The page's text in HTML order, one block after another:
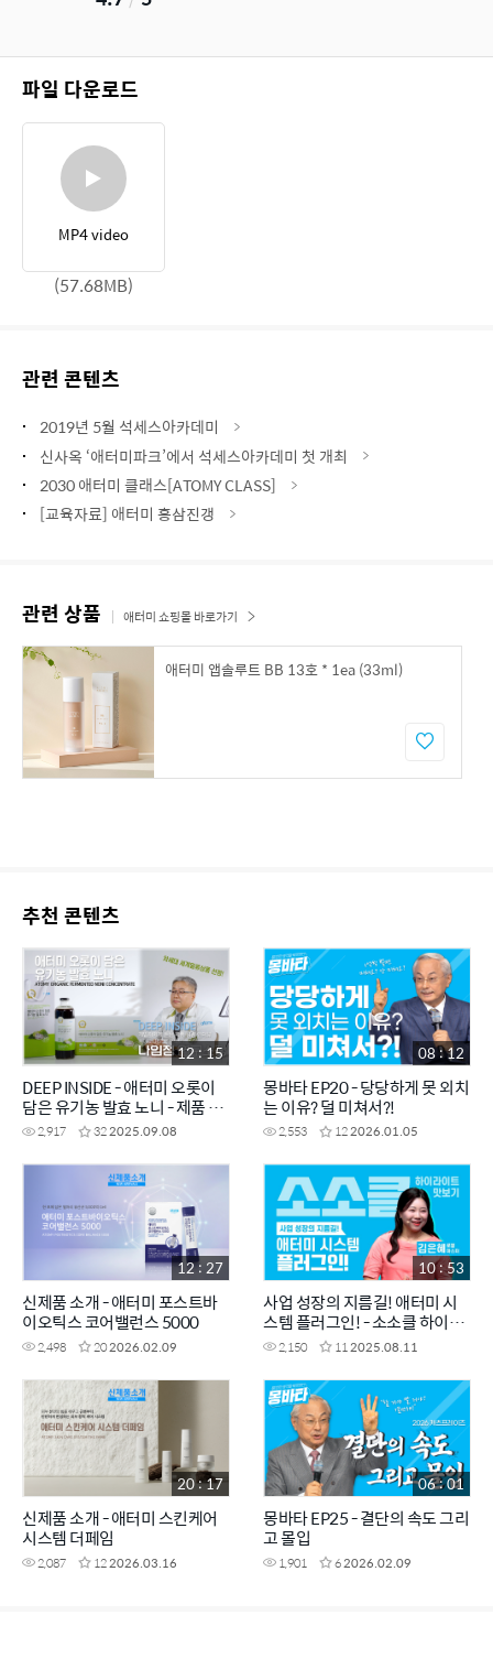
파일 다운로드
MP4 video
(57.68MB)
관련 콘텐츠
2019년 5월 석세스아카데미
신사옥 ‘애터미파크’에서 석세스아카데미 첫 개최
2030 애터미 클래스[ATOMY CLASS]
[교육자료] 애터미 홍삼진갱
관련 상품 애터미 쇼핑몰 바로가기
애터미 앱솔루트 BB 13호 * 1ea (33ml)
추천 콘텐츠
DEEP INSIDE - 애터미 오롯이
담은 유기농 발효 노니 - 제품 개
발자에게 직접 듣는 제품 이야기
2,917 322025.09.08
12 : 15
몽바타 EP20 - 당당하게 못 외치
는 이유? 덜 미쳐서?!
2,553 122026.01.05
08 : 12
신제품 소개 - 애터미 포스트바
이오틱스 코어밸런스 5000
2,498 202026.02.09
12 : 27
사업 성장의 지름길! 애터미 시
스템 플러그인! - 소소클 하이라
이트 맛보기
2,150 112025.08.11
10 : 53
신제품 소개 - 애터미 스킨케어
시스템 더페임
2,087 122026.03.16
20 : 17
몽바타 EP25 - 결단의 속도 그리
고 몰입
1,901 62026.02.09
06 : 01